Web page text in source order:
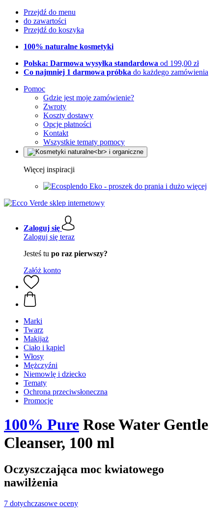
Przejdź do menu
do zawartości
Przejdź do koszyka
100% naturalne kosmetyki
Polska: Darmowa wysyłka standardowa od 199,00 zł
Co najmniej 1 darmowa próbka do każdego zamówienia
Pomoc
Gdzie jest moje zamówienie?
Zwroty
Koszty dostawy
Opcje płatności
Kontakt
Wszystkie tematy pomocy
Więcej inspiracji
Eko - proszek do prania i dużo więcej
Zaloguj się
Zaloguj się teraz
Jesteś tu po raz pierwszy?
Załóż konto
Marki
Twarz
Makijaż
Ciało i kąpiel
Włosy
Mężczyźni
Niemowlę i dziecko
Tematy
Ochrona przeciwsłoneczna
Promocje
100% Pure Rose Water Gentle
Cleanser, 100 ml
Oczyszczająca moc kwiatowego
nawilżenia
7 dotychczasowe oceny